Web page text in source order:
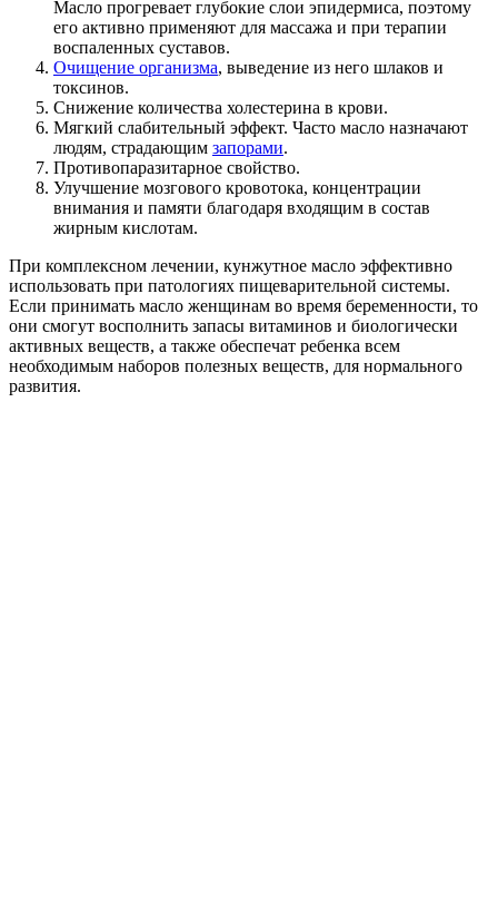
Масло прогревает глубокие слои эпидермиса, поэтому
его активно применяют для массажа и при терапии
воспаленных суставов.
Очищение организма, выведение из него шлаков и
токсинов.
Снижение количества холестерина в крови.
Мягкий слабительный эффект. Часто масло назначают
людям, страдающим запорами.
Противопаразитарное свойство.
Улучшение мозгового кровотока, концентрации
внимания и памяти благодаря входящим в состав
жирным кислотам.
При комплексном лечении, кунжутное масло эффективно
использовать при патологиях пищеварительной системы.
Если принимать масло женщинам во время беременности, то
они смогут восполнить запасы витаминов и биологически
активных веществ, а также обеспечат ребенка всем
необходимым наборов полезных веществ, для нормального
развития.